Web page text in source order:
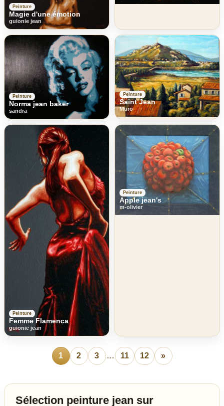
Peinture
Magie d'une émotion
guionie jean
Peinture
Norma jean baker
sandra
Peinture
Saint Jean
Muro
Peinture
Femme Flamenca
guionie jean
Peinture
Apple jean's
m-olivier
1 2 3 … 11 12 »
Sélection peinture jean sur